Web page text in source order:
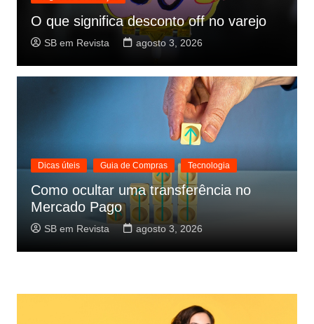
O que significa desconto off no varejo
SB em Revista agosto 3, 2026
Dicas úteis Guia de Compras Tecnologia
Como ocultar uma transferência no
Mercado Pago
SB em Revista agosto 3, 2026